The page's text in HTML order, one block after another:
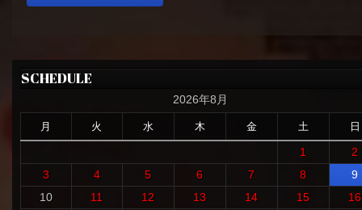
SCHEDULE
2026年8月
月 火 水 木 金 土 日
1
2
3
4 5 6 7 8
9
10
11 12 13 14 15
16